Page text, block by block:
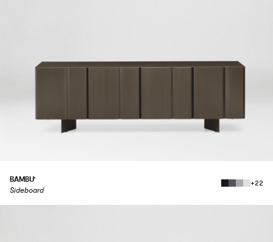
BAMBU'
Sideboard
+22